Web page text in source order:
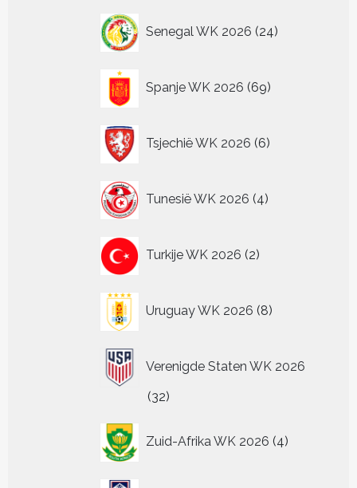
Senegal WK 2026 24
producten
Spanje WK 2026 69
producten
Tsjechië WK 2026 6
producten
Tunesië WK 2026 4
producten
Turkije WK 2026 2
producten
Uruguay WK 2026 8
producten
Verenigde Staten WK 2026
3232
Zuid-Afrika WK 2026 4
producten